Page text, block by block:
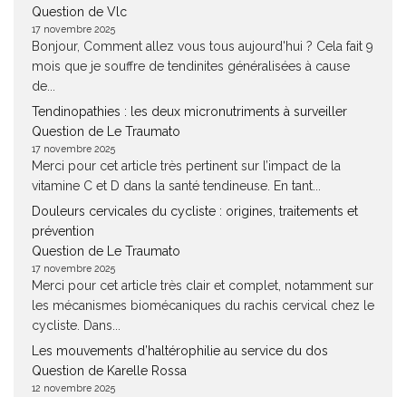
Question de Vlc
17 novembre 2025
Bonjour, Comment allez vous tous aujourd'hui ? Cela fait 9
mois que je souffre de tendinites généralisées à cause
de...
Tendinopathies : les deux micronutriments à surveiller
Question de Le Traumato
17 novembre 2025
Merci pour cet article très pertinent sur l’impact de la
vitamine C et D dans la santé tendineuse. En tant...
Douleurs cervicales du cycliste : origines, traitements et
prévention
Question de Le Traumato
17 novembre 2025
Merci pour cet article très clair et complet, notamment sur
les mécanismes biomécaniques du rachis cervical chez le
cycliste. Dans...
Les mouvements d’haltérophilie au service du dos
Question de Karelle Rossa
12 novembre 2025